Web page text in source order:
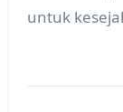
untuk